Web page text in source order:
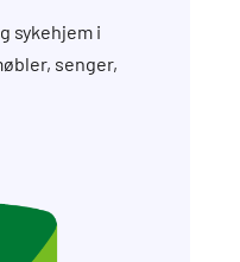
sykehjem i
senger,